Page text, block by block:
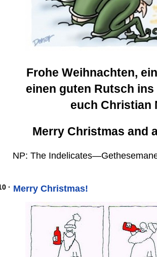
Frohe Weihnachten,
einen guten Rutsch
euch Christian
Merry Christmas and
NP: The
· Merry Christmas!